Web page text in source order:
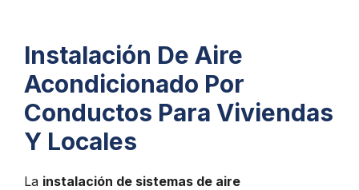
Instalación De Aire
Acondicionado Por
Conductos Para Viviendas
Y Locales
La instalación de sistemas de aire